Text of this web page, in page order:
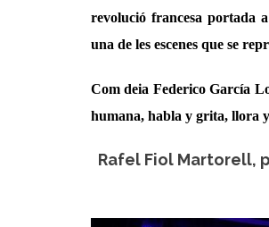
revolució francesa portada
una de les escenes que se
Com deia Federico García
humana, habla y grita, llora y
Rafel Fiol Martorell,